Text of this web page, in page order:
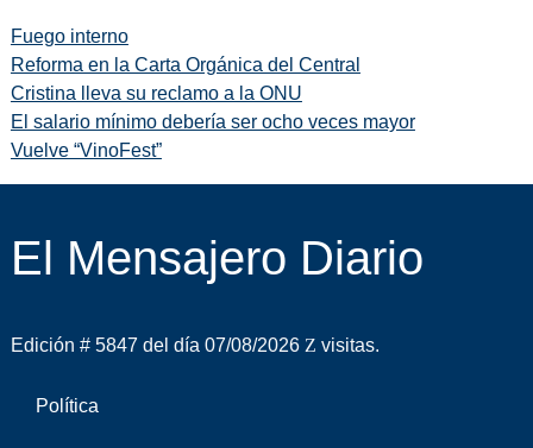
Fuego interno
Reforma en la Carta Orgánica del Central
Cristina lleva su reclamo a la ONU
El salario mínimo debería ser ocho veces mayor
Vuelve “VinoFest”
El Mensajero Diario
Edición # 5847 del día 07/08/2026 visitas.
Política